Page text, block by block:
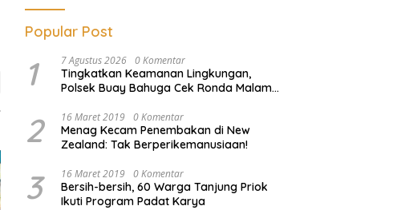
Popular Post
1 7 Agustus 2026 0 Komentar
Tingkatkan Keamanan Lingkungan,
Polsek Buay Bahuga Cek Ronda Malam
2 16 Maret 2019 0 Komentar
Menag Kecam Penembakan di New
Zealand: Tak Berperikemanusiaan!
3 16 Maret 2019 0 Komentar
Bersih-bersih, 60 Warga Tanjung Priok
Ikuti Program Padat Karya